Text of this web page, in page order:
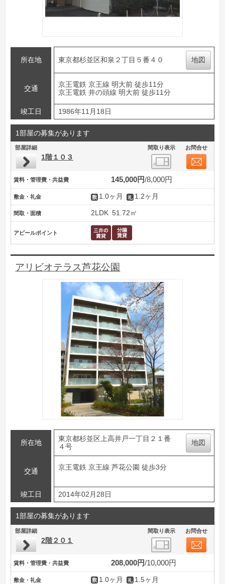
所在地 東京都杉並区和泉２丁目５番４０ 地図
交通
京王電鉄 京王線 明大前 徒歩11分
京王電鉄 井の頭線 明大前 徒歩11分
竣工日 1986年11月18日
1部屋の募集があります
部屋詳細 間取り表示 お問合せ
1階１０３
賃料・管理費・共益費 145,000円 8,000円
敷金・礼金 1.0ヶ月 1.2ヶ月
間取・面積 2LDK 51.72㎡
アピールポイント
アリビオテラス芦花公園
所在地
東京都杉並区上高井戸一丁目２１番
４号
地図
交通
京王電鉄 京王線 芦花公園 徒歩3分
竣工日 2014年02月28日
1部屋の募集があります
部屋詳細 間取り表示 お問合せ
2階２０１
賃料・管理費・共益費 208,000円 10,000円
敷金・礼金 1.0ヶ月 1.5ヶ月